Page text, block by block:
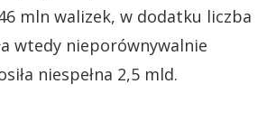
mln walizek, w dodatku liczba
wtedy nieporównywalnie
niespełna 2,5 mld.